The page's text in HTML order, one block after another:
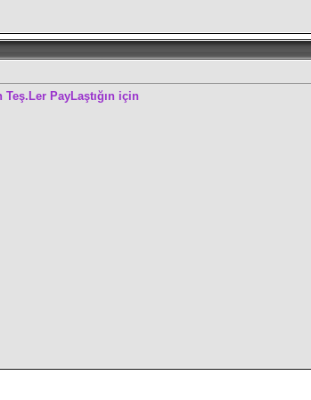
PayLaştığın için